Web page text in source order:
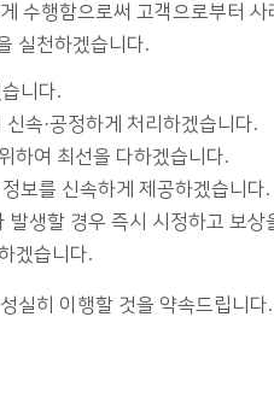
수행함으로써 고객으로부터 사
실천하겠습니다.
니다.
속·공정하게 처리하겠습니다.
하여 최선을 다하겠습니다.
보를 신속하게 제공하겠습니다.
생할 경우 즉시 시정하고 보상
겠습니다.
실히 이행할 것을 약속드립니다.